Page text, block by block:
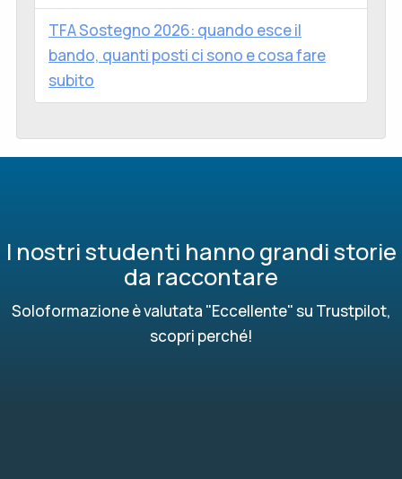
TFA Sostegno 2026: quando esce il
bando, quanti posti ci sono e cosa fare
subito
I nostri studenti hanno grandi storie
da raccontare
Soloformazione è valutata "Eccellente" su Trustpilot,
scopri perché!